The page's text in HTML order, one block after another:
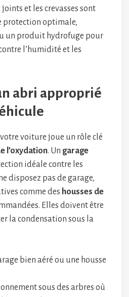
et les crevasses sont
protection optimale,
un produit hydrofuge pour
l’humidité et les
abri approprié
voiture joue un rôle clé
l’oxydation. Un garage
idéale contre les
disposez pas de garage,
comme des housses de
Elles doivent être
la condensation sous la
bien aéré ou une housse
sous des arbres où